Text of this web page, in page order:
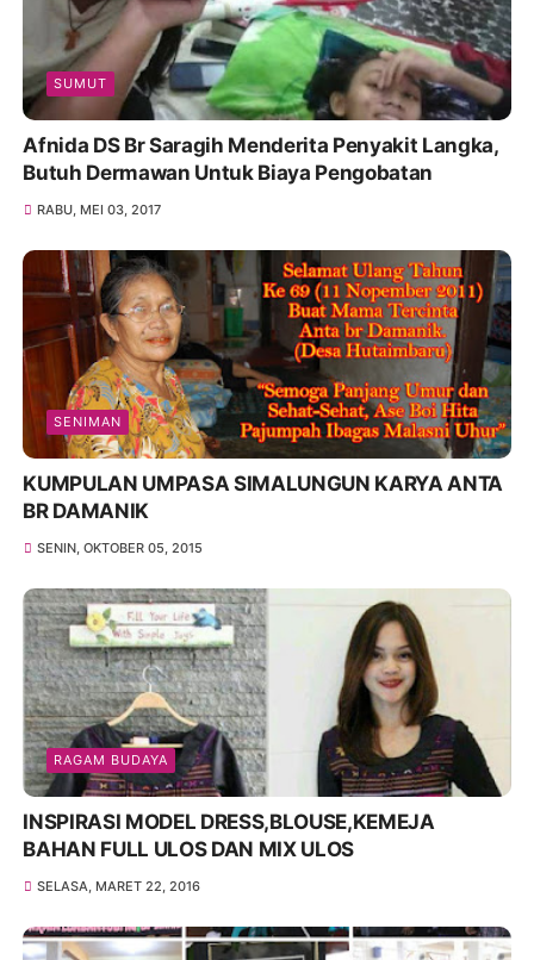
SUMUT
Afnida DS Br Saragih Menderita Penyakit Langka,
Butuh Dermawan Untuk Biaya Pengobatan
RABU, MEI 03, 2017
SENIMAN
KUMPULAN UMPASA SIMALUNGUN KARYA ANTA
BR DAMANIK
SENIN, OKTOBER 05, 2015
RAGAM BUDAYA
INSPIRASI MODEL DRESS,BLOUSE,KEMEJA
BAHAN FULL ULOS DAN MIX ULOS
SELASA, MARET 22, 2016